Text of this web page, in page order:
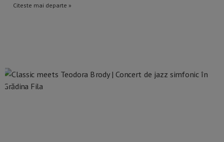
Citeste mai departe »